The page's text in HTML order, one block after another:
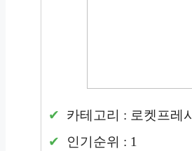
카테고리 : 로켓프레시
인기순위 : 1